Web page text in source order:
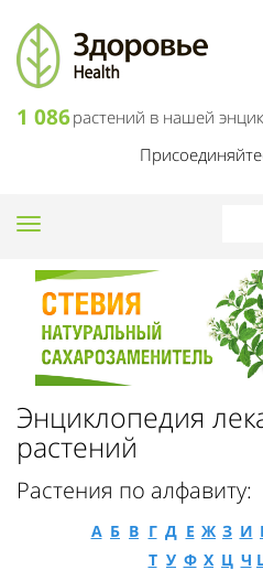
1 086растений в нашей
Toggle
Энциклопедия
растений
Растения по алфавиту:
А Б В Г Д Е Ж З И
Т У Ф Х Ц Ч